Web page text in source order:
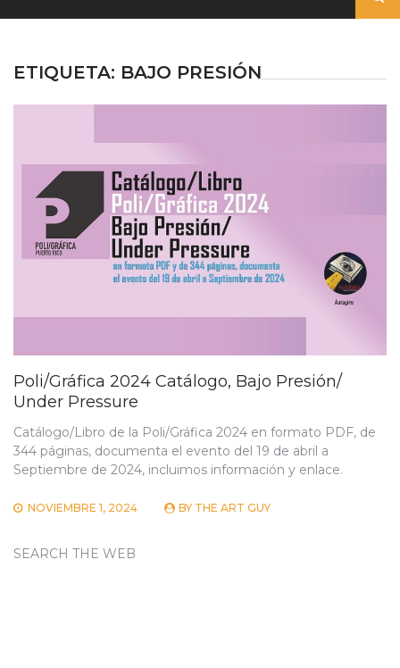
ETIQUETA: BAJO PRESIÓN
Poli/Gráfica 2024 Catálogo, Bajo Presión/
Under Pressure
Catálogo/Libro de la Poli/Gráfica 2024 en formato PDF, de
344 páginas, documenta el evento del 19 de abril a
Septiembre de 2024, incluimos información y enlace.
NOVIEMBRE 1, 2024 BY THE ART GUY
SEARCH THE WEB